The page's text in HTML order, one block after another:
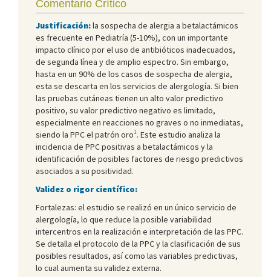
Comentario Crítico
Justificación:la sospecha de alergia a betalactámicos
es frecuente en Pediatría (5-10%), con un importante
impacto clínico por el uso de antibióticos inadecuados,
de segunda línea y de amplio espectro. Sin embargo,
hasta en un 90% de los casos de sospecha de alergia,
esta se descarta en los servicios de alergología. Si bien
las pruebas cutáneas tienen un alto valor predictivo
positivo, su valor predictivo negativo es limitado,
especialmente en reacciones no graves o no inmediatas,
siendo la PPC el patrón oro1. Este estudio analiza la
incidencia de PPC positivas a betalactámicos y la
identificación de posibles factores de riesgo predictivos
asociados a su positividad.
Validez o rigor científico:
Fortalezas: el estudio se realizó en un único servicio de
alergología, lo que reduce la posible variabilidad
intercentros en la realización e interpretación de las PPC.
Se detalla el protocolo de la PPC y la clasificación de sus
posibles resultados, así como las variables predictivas,
lo cual aumenta su validez externa.